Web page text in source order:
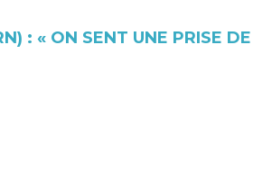
: « ON SENT UNE PRISE DE